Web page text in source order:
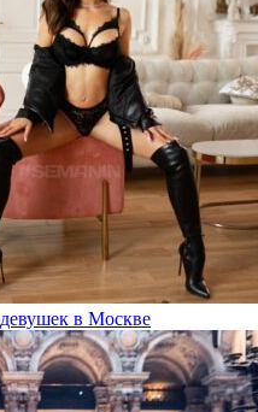
в Москве